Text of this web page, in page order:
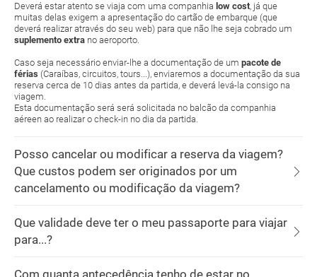
Deverá estar atento se viaja com uma companhia low cost, já que
muitas delas exigem a apresentação do cartão de embarque (que
deverá realizar através do seu web) para que não lhe seja cobrado um
suplemento extra no aeroporto.
Caso seja necessário enviar-lhe a documentação de um pacote de
férias (Caraíbas, circuitos, tours...), enviaremos a documentação da sua
reserva cerca de 10 dias antes da partida, e deverá levá-la consigo na
viagem.
Esta documentação será será solicitada no balcão da companhia
aéreen ao realizar o check-in no dia da partida.
Posso cancelar ou modificar a reserva da viagem?
Que custos podem ser originados por um
cancelamento ou modificação da viagem?
Que validade deve ter o meu passaporte para viajar
para...?
Com quanta antecedência tenho de estar no